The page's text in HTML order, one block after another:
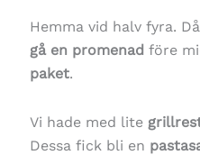
Hemma vid halv fyra.
gå en promenad före
paket.
Vi hade med lite
Dessa fick bli en